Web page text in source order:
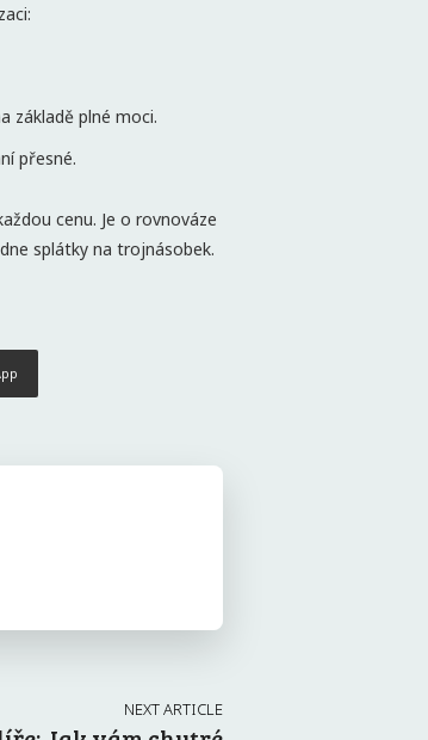
základě plné moci.
přesné.
cenu. Je o rovnováze
splátky na trojnásobek.
NEXT ARTICLE